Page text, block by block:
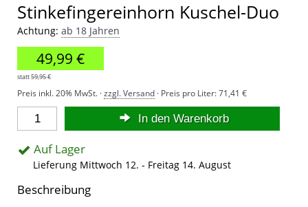
Stinkefingereinhorn Kuschel-Duo
Achtung: ab 18 Jahren
49,99 €
statt59,95 €
Preis inkl. 20% MwSt. ·zzgl. Versand · Preis pro Liter:71,41 €
In den Warenkorb
Auf Lager
Lieferung Mittwoch 12. - Freitag 14. August
Beschreibung